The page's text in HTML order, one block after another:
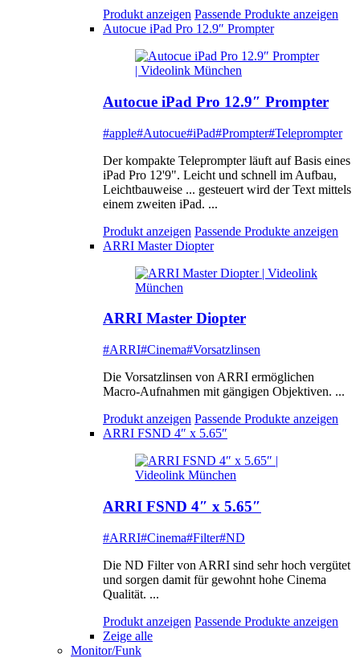
Produkt anzeigen Passende Produkte anzeigen
Autocue iPad Pro 12.9″ Prompter
Autocue iPad Pro 12.9″ Prompter
#apple#Autocue#iPad#Prompter#Teleprompter
Der kompakte Teleprompter läuft auf Basis eines
iPad Pro 12'9". Leicht und schnell im Aufbau,
Leichtbauweise ... gesteuert wird der Text mittels
einem zweiten iPad. ...
Produkt anzeigen Passende Produkte anzeigen
ARRI Master Diopter
ARRI Master Diopter
#ARRI#Cinema#Vorsatzlinsen
Die Vorsatzlinsen von ARRI ermöglichen
Macro-Aufnahmen mit gängigen Objektiven. ...
Produkt anzeigen Passende Produkte anzeigen
ARRI FSND 4″ x 5.65″
ARRI FSND 4″ x 5.65″
#ARRI#Cinema#Filter#ND
Die ND Filter von ARRI sind sehr hoch vergütet
und sorgen damit für gewohnt hohe Cinema
Qualität. ...
Produkt anzeigen Passende Produkte anzeigen
Zeige alle
Monitor/Funk